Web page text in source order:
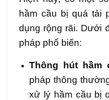
hầm cầu bị quá tải
dụng rộng rãi. Dưới
pháp phổ biến:
Thông hút hầm
pháp thông
xử lý hầm cầu bị